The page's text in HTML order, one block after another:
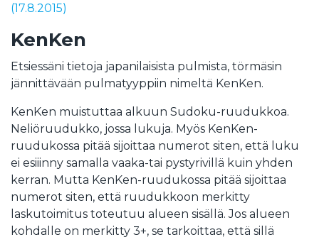
(17.8.2015)
KenKen
Etsiessäni tietoja japanilaisista pulmista, törmäsin
jännittävään pulmatyyppiin nimeltä KenKen.
KenKen muistuttaa alkuun Sudoku-ruudukkoa.
Neliöruudukko, jossa lukuja. Myös KenKen-
ruudukossa pitää sijoittaa numerot siten, että luku
ei esiiinny samalla vaaka-tai pystyrivillä kuin yhden
kerran. Mutta KenKen-ruudukossa pitää sijoittaa
numerot siten, että ruudukkoon merkitty
laskutoimitus toteutuu alueen sisällä. Jos alueen
kohdalle on merkitty 3+, se tarkoittaa, että sillä